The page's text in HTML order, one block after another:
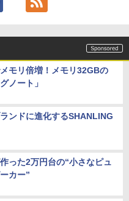
モリ倍増！メモリ32GBの
ノート」
ンドに進化するSHANLING
った2万円台の“小さなピュ
カー”